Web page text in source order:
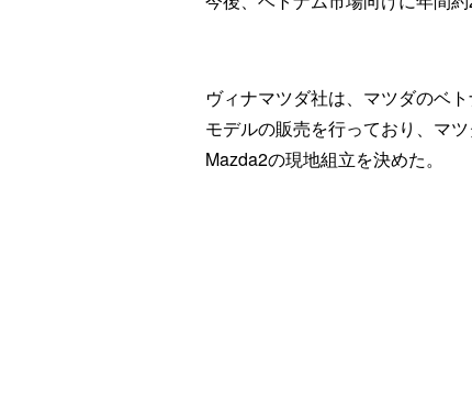
ヴィナマツダ社は、マツダのベ
モデルの販売を行っており、マ
Mazda2の現地組立を決めた。